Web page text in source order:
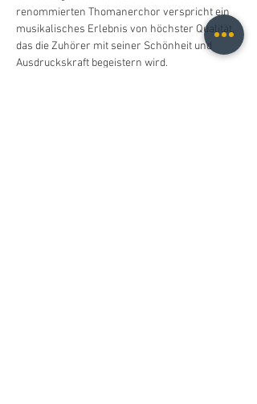
renommierten Thomanerchor verspricht ein
musikalisches Erlebnis von höchster Qualität,
das die Zuhörer mit seiner Schönheit und
Ausdruckskraft begeistern wird.